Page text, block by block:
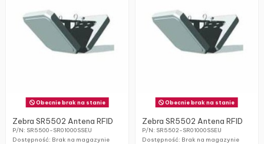
Obecnie brak na stanie
Zebra SR5502 Antena RFID
P/N: SR5500-SR01000SSEU
Dostępność: Brak na magazynie
Obecnie brak na stanie
Zebra SR5502 Antena RFID
P/N: SR5502-SR01000SSEU
Dostępność: Brak na magazynie